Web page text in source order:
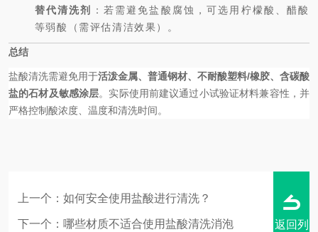
替代清洗剂
：若需避免盐酸腐蚀，可选用柠檬酸、醋酸
等弱酸（需评估清洁效果）。
总结
盐酸清洗需避免用于活泼金属、普通钢材、不耐酸塑料/橡胶、含碳酸
盐的石材及敏感涂层。实际使用前建议通过小试验证材料兼容性，并
严格控制酸浓度、温度和清洗时间。
上一个： 如何安全使用盐酸进行清洗？
下一个： 哪些材质不适合使用盐酸清洗消泡 返回列